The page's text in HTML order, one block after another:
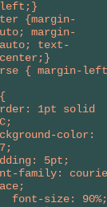
margin-
text-
padding: 5pt;
        font-size: 90%;